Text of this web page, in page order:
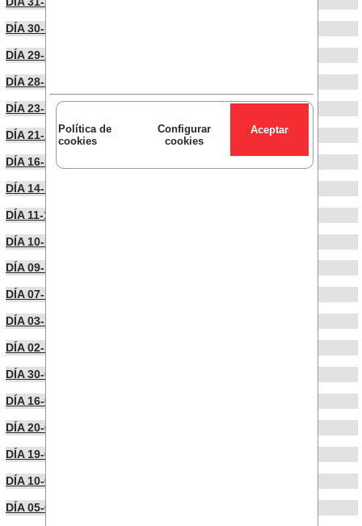
Política de
cookies
Configurar
cookies
DÍA 30-10-2024
DÍA 29-10-2024
DÍA 28-10-2024
DÍA 23-10-2024
DÍA 21-10-2024
DÍA 16-10-2024
DÍA 14-10-2024
DÍA 11-10-2024
DÍA 10-10-2024
DÍA 09-10-2024
DÍA 07-10-2024
DÍA 03-10-2024
DÍA 02-10-2024
DÍA 30-09-2024
DÍA 16-09-2024
DÍA 20-06-2024
DÍA 19-06-2024
DÍA 10-06-2024
DÍA 05-06-2024